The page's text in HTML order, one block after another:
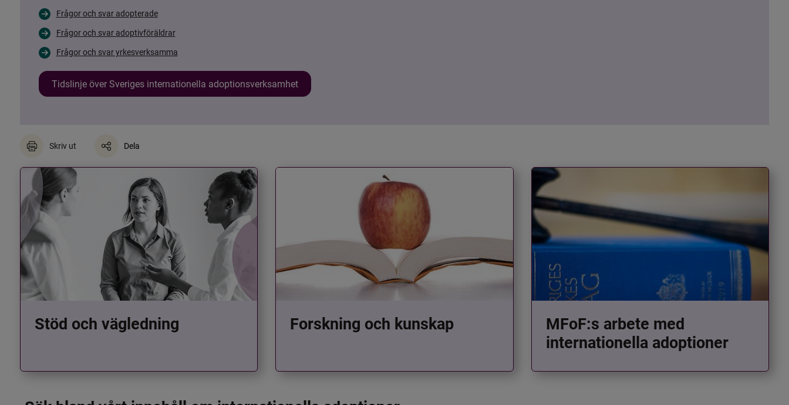
Frågor och svar adopterade
Frågor och svar adoptivföräldrar
Frågor och svar yrkesverksamma
Tidslinje över Sveriges internationella adoptionsverksamhet
Skriv ut Dela
Stöd och vägledning Forskning och kunskap
MFoF:s arbete med
internationella adoptioner